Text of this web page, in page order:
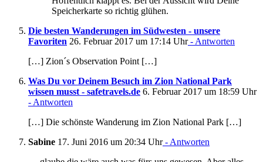
Speicherkarte so richtig glühen.
Die besten Wanderungen im Südwesten - unsere
Favoriten 26. Februar 2017 um 17:14 Uhr- Antworten
[…] Zion´s Observation Point […]
Was Du vor Deinem Besuch im Zion National Park
wissen musst - safetravels.de 6. Februar 2017 um 18:59 Uhr
- Antworten
[…] Die schönste Wanderung im Zion National Park […]
Sabine 17. Juni 2016 um 20:34 Uhr- Antworten